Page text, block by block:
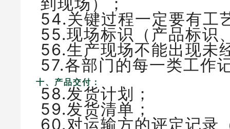
54.关键过程一定要有
55.现场标识（产品标
56.生产现场不能出现
57.各部门的每一类工
十、产品交付：
58.发货计划；
59.发货清单；
60.对运输方的评定记